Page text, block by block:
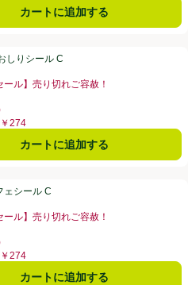
カートに追加する
。
しりシール C
ール】売り切れご容赦！
274
カートに追加する
。
ェシール C
ール】売り切れご容赦！
274
カートに追加する